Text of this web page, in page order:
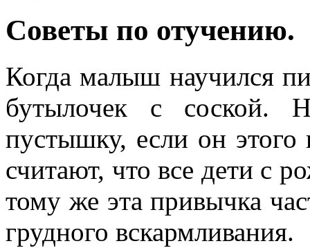
Советы по отучению.
Когда малыш научился
бутылочек с соской.
пустышку, если он
считают, что все дети с
тому же эта привычка
грудного вскармливания.